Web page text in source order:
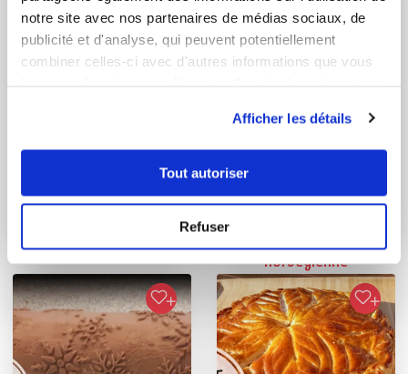
notre site avec nos partenaires de médias sociaux, de
publicité et d'analyse, qui peuvent potentiellement
combiner celles-ci avec d'autres informations que vous
Afficher les détails
Tout autoriser
Refuser
ENTREMET POIRIER
norvégienne